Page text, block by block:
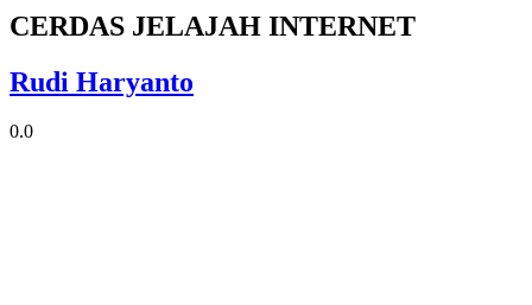
CERDAS JELAJAH INTERNET
Rudi Haryanto
0.0